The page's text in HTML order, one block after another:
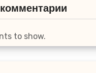
to show.